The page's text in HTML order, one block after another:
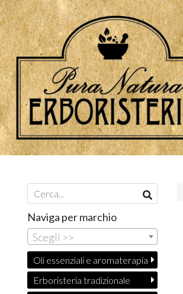
Naviga per marchio
Scegli >>
Oli essenziali e aromaterapia
Erboristeria tradizionale